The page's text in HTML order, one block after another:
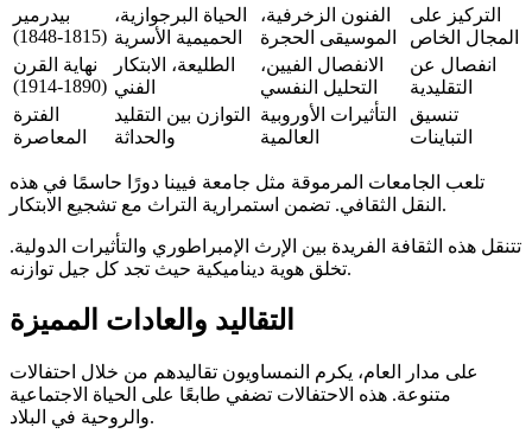
بيدرمير
(1815-1848)
الحياة البرجوازية،
الحميمية الأسرية
الفنون الزخرفية،
الموسيقى الحجرة
التركيز على
المجال الخاص
نهاية القرن
(1890-1914)
الطليعة، الابتكار
الفني
الانفصال الفيين،
التحليل النفسي
انفصال عن
التقليدية
الفترة
المعاصرة
التوازن بين التقليد
والحداثة
التأثيرات الأوروبية
العالمية
تنسيق
التباينات
تلعب الجامعات المرموقة مثل جامعة فيينا دورًا حاسمًا في هذه
النقل الثقافي. تضمن استمرارية التراث مع تشجيع الابتكار.
تتنقل هذه الثقافة الفريدة بين الإرث الإمبراطوري والتأثيرات الدولية.
تخلق هوية ديناميكية حيث تجد كل جيل توازنه.
التقاليد والعادات المميزة
على مدار العام، يكرم النمساويون تقاليدهم من خلال احتفالات
متنوعة. هذه الاحتفالات تضفي طابعًا على الحياة الاجتماعية
والروحية في البلاد.